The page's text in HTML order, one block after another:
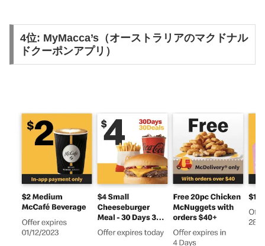
4位: MyMacca’s（オーストラリアのマクドナル
ドクーポンアプリ）